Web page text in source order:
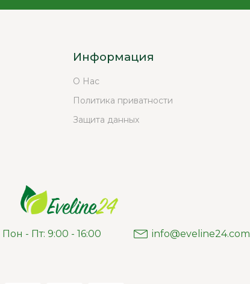
Информация
О Нас
Политика приватности
Защита данных
Пон - Пт: 9:00 - 16:00 info@eveline24.com